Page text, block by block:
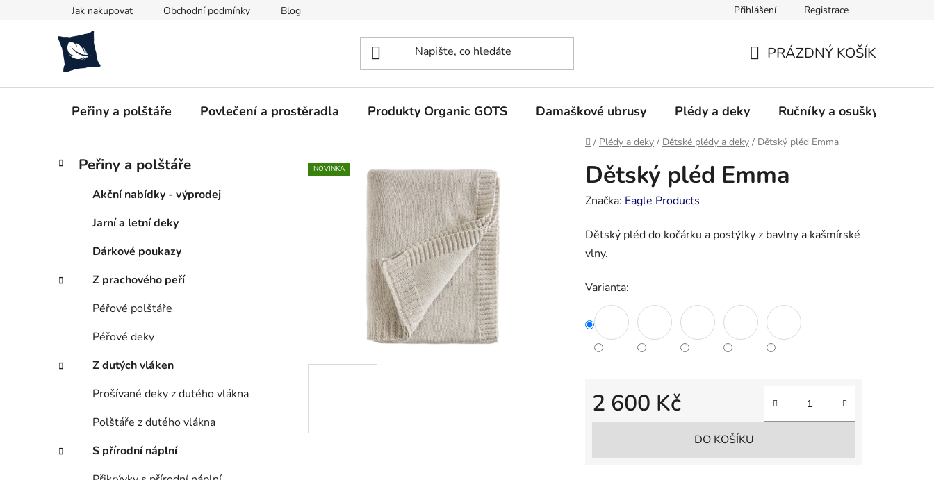
Jak nakupovat Obchodní podmínky Blog Přihlášení Registrace
KOŠÍK
PRÁZDNÝ KOŠÍK
Peřiny a polštáře Povlečení a prostěradla Produkty Organic GOTS Damaškové ubrusy Plédy a deky Ručníky a osušky - frotté
Domů
/ Plédy a deky / Dětské plédy a deky / Dětský pléd Emma
P
n
e
Přeskočit
kategorie
K
a
e
Peřiny a polštáře
Akční nabídky - výprodej
Jarní a letní deky
Dárkové poukazy
Z prachového peří
Péřové polštáře
Péřové deky
Z dutých vláken
Prošívané deky z dutého vlákna
Polštáře z dutého vlákna
S přírodní náplní
Dětský pléd Emma
Značka: Eagle Products
Dětský pléd do kočárku a postýlky z bavlny a kašmírské
vlny.
Varianta:
2 600 Kč
Měrná cena:
DO KOŠÍKU
NOVINKA